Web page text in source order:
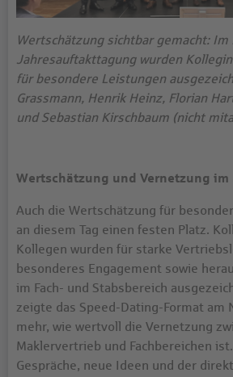
Wertschätzung sichtbar gemacht: Im
Jahresauftakttagung wurden
für besondere Leistungen
Grassmann, Henrik Heinz, Florian
und Sebastian Kirschbaum (nicht
Wertschätzung und Vernetzung
Auch die Wertschätzung für
an diesem Tag einen festen Platz.
Kollegen wurden für starke
besonderes Engagement sowie
im Fach- und Stabsbereich
zeigte das Speed-Dating-Format am
mehr, wie wertvoll die Vernetzung
Maklervertrieb und Fachbereichen
Gespräche, neue Ideen und der